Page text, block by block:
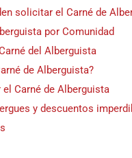
solicitar el Carné de
por Comunidad
del Alberguista
de Alberguista?
Carné de Alberguista
y descuentos